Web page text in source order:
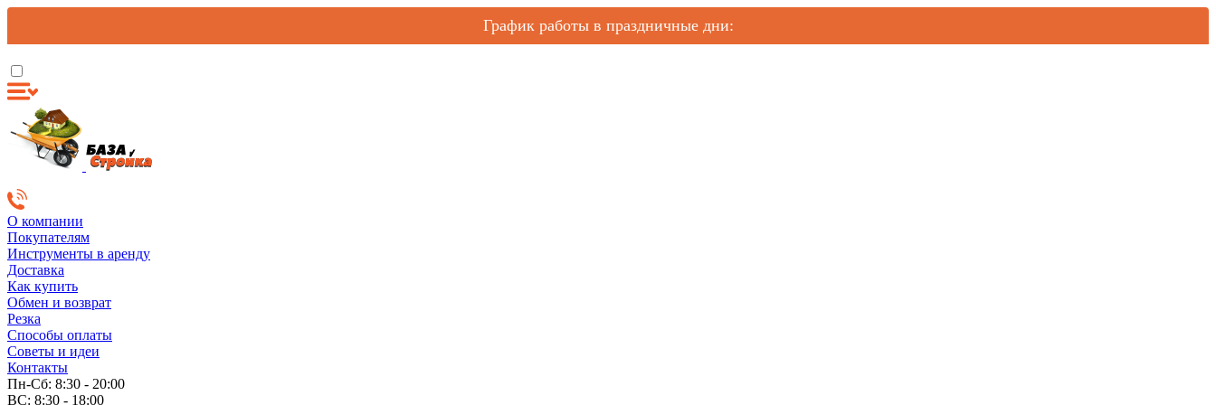
График работы в праздничные дни:
О компании
Покупателям
Инструменты в аренду
Доставка
Как купить
Обмен и возврат
Резка
Способы оплаты
Советы и идеи
Контакты
Пн-Сб: 8:30 - 20:00
ВС: 8:30 - 18:00